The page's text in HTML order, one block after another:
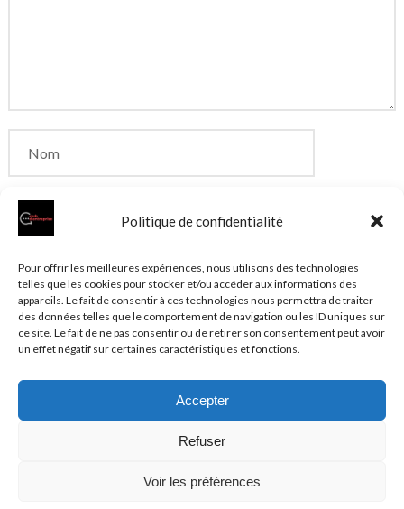
Politique de confidentialité
Pour offrir les meilleures expériences, nous utilisons des technologies
telles que les cookies pour stocker et/ou accéder aux informations des
appareils. Le fait de consentir à ces technologies nous permettra de traiter
des données telles que le comportement de navigation ou les ID uniques sur
ce site. Le fait de ne pas consentir ou de retirer son consentement peut avoir
un effet négatif sur certaines caractéristiques et fonctions.
Accepter
Refuser
Voir les préférences
Enregistrer mon nom, mon e-mail et mon site dans
le navigateur pour mon prochain commentaire.
Actualité au sens large
Plan du site